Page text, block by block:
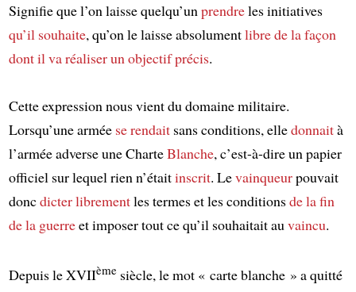
Signifie que l’on laisse quelqu’un prendreles initiatives
qu’il souhaite, qu’on le laisse absolumentlibrede la façon
dont il va réaliser un objectif précis.
Cette expression nous vient du domaine militaire.
Lorsqu’une armée se rendaitsans conditions, elledonnaità
l’armée adverse une CharteBlanche, c’est-à-dire un papier
officiel sur lequel rien n’étaitinscrit. Levainqueurpouvait
doncdicter librementles termes et les conditionsde la fin
de la guerreet imposer tout ce qu’il souhaitait au vaincu.
Depuis le XVIIèmesiècle, le mot « carte blanche » a quitté